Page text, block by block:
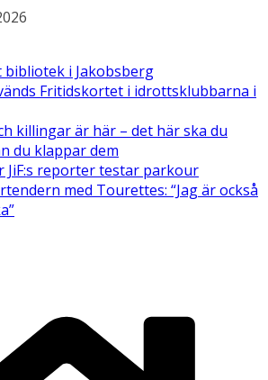
i Jakobsberg
Fritidskortet i idrottsklubbarna i
killingar är här – det här ska du
du klappar dem
JiF:s reporter testar parkour
med Tourettes: “Jag är också